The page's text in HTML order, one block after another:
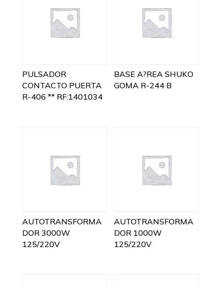
PULSADOR
CONTACTO PUERTA
R-406 ** RF:1401034
BASE A?REA SHUKO
GOMA R-244 B
AUTOTRANSFORMA
DOR 3000W
125/220V
AUTOTRANSFORMA
DOR 1000W
125/220V